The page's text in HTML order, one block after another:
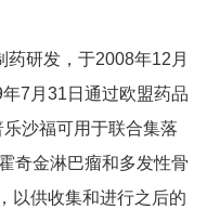
研发，于2008年12月
7月31日通过欧盟药品
沙福可用于联合集落
奇金淋巴瘤和多发性骨
以供收集和进行之后的